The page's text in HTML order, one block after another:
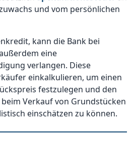
und vom persönlichen
kann die Bank bei
eine
verlangen. Diese
einkalkulieren, um einen
festzulegen und den
Verkauf von Grundstücken
einschätzen zu können.